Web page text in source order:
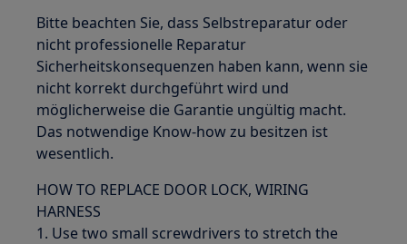
Bitte beachten Sie, dass Selbstreparatur oder
nicht professionelle Reparatur
Sicherheitskonsequenzen haben kann, wenn sie
nicht korrekt durchgeführt wird und
möglicherweise die Garantie ungültig macht.
Das notwendige Know-how zu besitzen ist
wesentlich.
HOW TO REPLACE DOOR LOCK, WIRING
HARNESS
1. Use two small screwdrivers to stretch the